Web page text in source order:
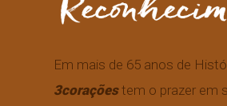
Em mais de 65 anos de
3coraçõestem o prazer em